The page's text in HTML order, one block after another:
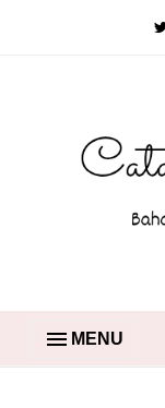
MENU